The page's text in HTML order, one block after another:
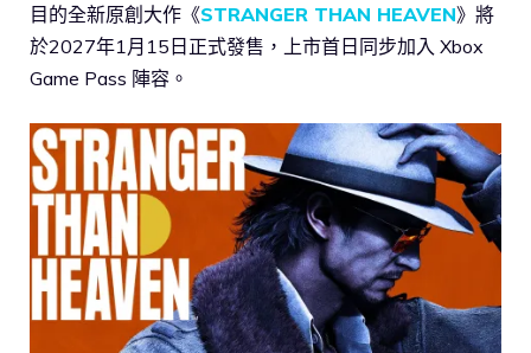
目的全新原創大作《STRANGER THAN HEAVEN》將
於2027年1月15日正式發售，上市首日同步加入 Xbox
Game Pass 陣容。